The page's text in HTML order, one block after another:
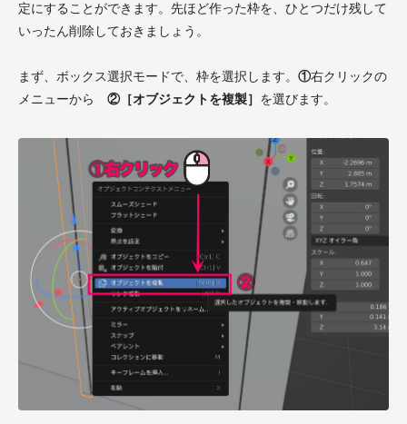
定にすることができます。先ほど作った枠を、ひとつだけ残して
いったん削除しておきましょう。
まず、ボックス選択モードで、枠を選択します。 ①右クリックの
メニューから ②［オブジェクトを複製］ を選びます。